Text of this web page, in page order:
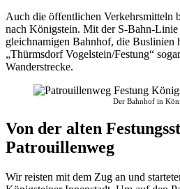
Auch die öffentlichen Verkehrsmitteln
nach Königstein. Mit der S-Bahn-
gleichnamigen Bahnhof, die Buslinien
„Thürmsdorf Vogelstein/Festung“
Wanderstrecke.
Der Bahnhof in
Von der alten
Patrouillenweg
Wir reisten mit dem Zug an und